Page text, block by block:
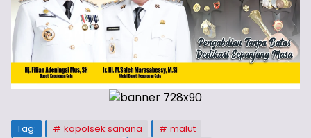
Tag: kapolsek sanana
malut